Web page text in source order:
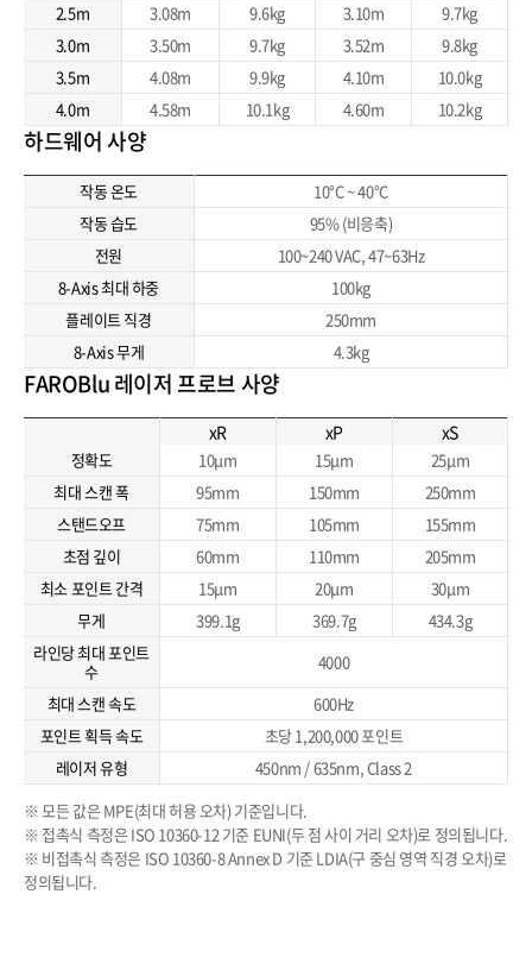
2.5m
3.08m 9.6kg 3.10m
9.7kg
3.0m
3.50m 9.7kg 3.52m
9.8kg
3.5m
4.08m 9.9kg 4.10m
10.0kg
4.0m
4.58m 10.1kg 4.60m 10.2kg
하드웨어 사양
작동 온도
10°C ~ 40°C
작동 습도
95% (비응축)
전원
100~240 VAC, 47~63Hz
8-Axis 최대 하중
100kg
플레이트 직경
250mm
8-Axis 무게
4.3kg
FAROBlu 레이저 프로브 사양
xR xP xS
정확도 10μm 15μm
25μm
최대 스캔 폭
95mm 150mm
250mm
스탠드오프
75mm 105mm
155mm
초점 깊이
60mm 110mm
205mm
최소 포인트 간격
15μm 20μm
30μm
무게
399.1g 369.7g
434.3g
라인당 최대 포인트
수
4000
최대 스캔 속도
600Hz
포인트 획득 속도
초당 1,200,000 포인트
레이저 유형
450nm / 635nm, Class 2
※ 모든 값은 MPE(최대 허용 오차) 기준입니다.
※ 접촉식 측정은 ISO 10360-12 기준 EUNI(두 점 사이 거리 오차)로 정의됩니다.
※ 비접촉식 측정은 ISO 10360-8 Annex D 기준 LDIA(구 중심 영역 직경 오차)로
정의됩니다.